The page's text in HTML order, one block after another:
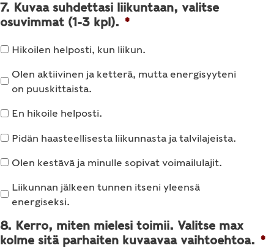
7. Kuvaa suhdettasi liikuntaan, valitse
osuvimmat (1-3 kpl). *
Hikoilen helposti, kun liikun.
Olen aktiivinen ja ketterä, mutta energisyyteni
on puuskittaista.
En hikoile helposti.
Pidän haasteellisesta liikunnasta ja talvilajeista.
Olen kestävä ja minulle sopivat voimailulajit.
Liikunnan jälkeen tunnen itseni yleensä
energiseksi.
8. Kerro, miten mielesi toimii. Valitse max
kolme sitä parhaiten kuvaavaa vaihtoehtoa. *